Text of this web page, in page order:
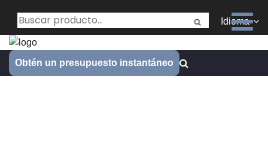
Idioma
Obtén un presupuesto instantáneo